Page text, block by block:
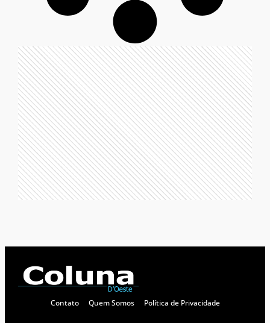
Contato Quem Somos Política de Privacidade